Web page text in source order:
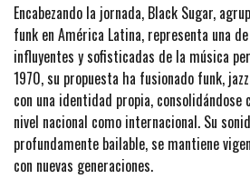
Encabezando la jornada, Black Sugar,
funk en América Latina, representa una
influyentes y sofisticadas de la música
1970, su propuesta ha fusionado funk,
con una identidad propia,
nivel nacional como internacional. Su
profundamente bailable, se mantiene
con nuevas generaciones.